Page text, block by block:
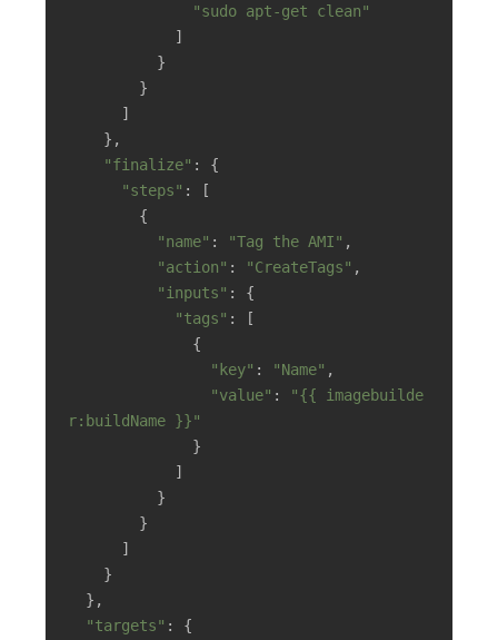
"sudo apt-get clean"
"finalize" : {
"steps" : [
"name" : "Tag the AMI" ,
"action" : "CreateTags" ,
"inputs" : {
"tags" : [
"key" : "Name" ,
"value" :
"{{ imagebuilde
r:buildName }}"
"targets" : {